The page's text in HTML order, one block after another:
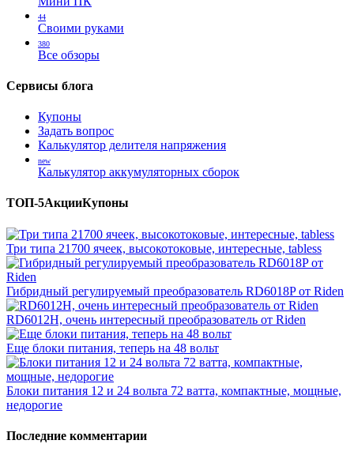
44
Своими руками
380
Все обзоры
Сервисы блога
Купоны
Задать вопрос
Калькулятор делителя напряжения
new
Калькулятор аккумуляторных сборок
ТОП-5АкцииКупоны
Три типа 21700 ячеек, высокотоковые, интересные, tabless
Гибридный регулируемый преобразователь RD6018P от Riden
RD6012H, очень интересный преобразователь от Riden
Еще блоки питания, теперь на 48 вольт
Блоки питания 12 и 24 вольта 72 ватта, компактные, мощные,
недорогие
Последние комментарии